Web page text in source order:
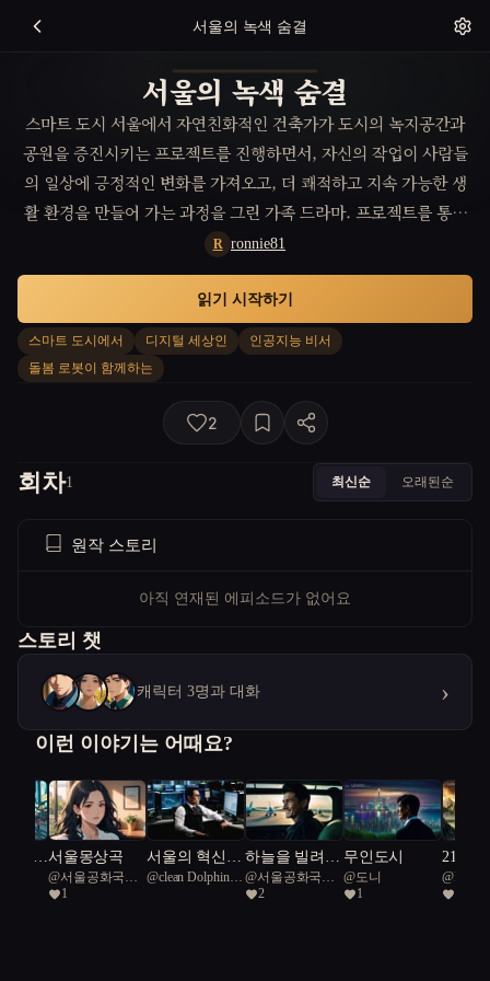
서울의 녹색 숨결
서울의 녹색 숨결
스마트 도시 서울에서 자연친화적인 건축가가 도시의 녹지공간과
공원을 증진시키는 프로젝트를 진행하면서, 자신의 작업이 사람들
의 일상에 긍정적인 변화를 가져오고, 더 쾌적하고 지속 가능한 생
활 환경을 만들어 가는 과정을 그린 가족 드라마. 프로젝트를 통해
그는 가족과 더 많은 시간을 보내며, 직업과 가정 사이의 균형 있는
삶의 중요성을 깨닫는다.
R ronnie81
스마트 도시에서 디지털 세상인
인공지능 비서
돌봄 로봇이 함께하는
읽기 시작하기
2
회차1 최신순 오래된순
원작 스토리
아직 연재된 에피소드가 없어요
스토리 챗
캐릭터 3명과 대화 ›
이런 이야기는 어때요?
년,
서울몽상곡
@서울공화국일
급시민
1
서울의 혁신
자, 미래를 설
@clean Dolphin
하늘을 빌려준
하루
@서울공화국일
급시민
2
무인도시
@도니
1
2100
임진
의 조
@NOR